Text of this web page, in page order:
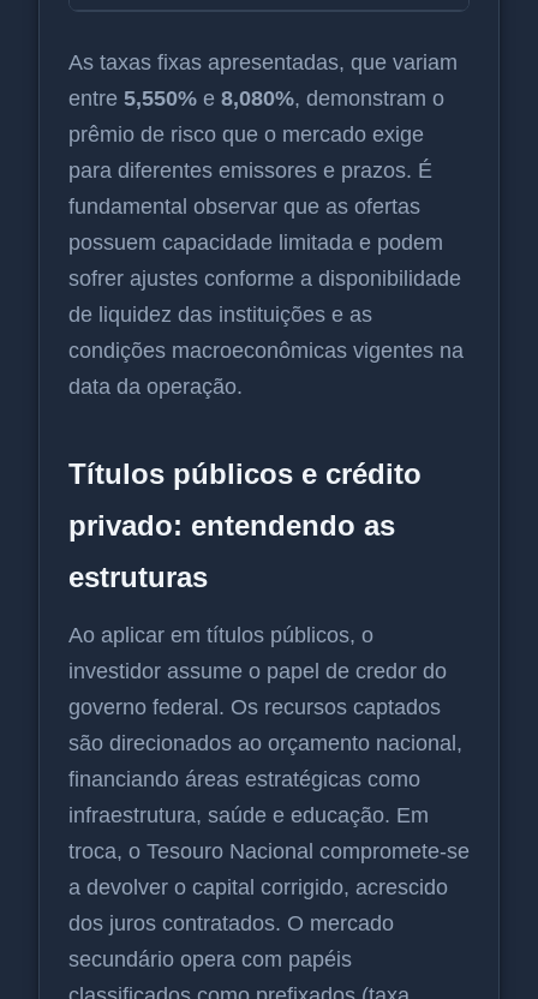
As taxas fixas apresentadas, que variam
entre 5,550% e 8,080%, demonstram o
prêmio de risco que o mercado exige
para diferentes emissores e prazos. É
fundamental observar que as ofertas
possuem capacidade limitada e podem
sofrer ajustes conforme a disponibilidade
de liquidez das instituições e as
condições macroeconômicas vigentes na
data da operação.
Títulos públicos e crédito
privado: entendendo as
estruturas
Ao aplicar em títulos públicos, o
investidor assume o papel de credor do
governo federal. Os recursos captados
são direcionados ao orçamento nacional,
financiando áreas estratégicas como
infraestrutura, saúde e educação. Em
troca, o Tesouro Nacional compromete-se
a devolver o capital corrigido, acrescido
dos juros contratados. O mercado
secundário opera com papéis